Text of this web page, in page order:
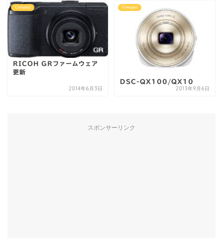
Compact
RICOH GRファームウェア
更新
2014年6月3日
Compact
DSC-QX100/QX10
2013年9月6日
スポンサーリンク